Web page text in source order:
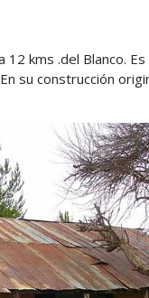
12 kms .del Blanco.
su construcción